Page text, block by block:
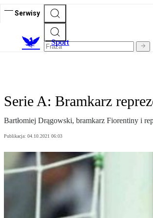
Serwisy
Sport
Serie A: Bramkarz
Bartłomiej Drągowski, bramkarz Fiorentiny i
Publikacja: 04.10.2021 06:03